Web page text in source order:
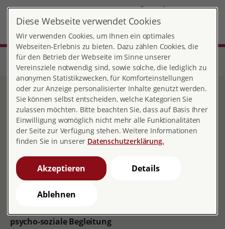
DE
Start
Baden-Württemberg
Beratungsstelle Grüner Turm Ravensburg
Beratungsangebote
Unser ständiges Angebot
Beratung in Schwangerschaft und Elternzeit
finanzielle Hilfen
rechtliche Informationen
soziale Angebote
psycho-soziale Begleitung
Diese Webseite verwendet Cookies
Wir verwenden Cookies, um Ihnen ein optimales
Webseiten-Erlebnis zu bieten. Dazu zählen Cookies, die
für den Betrieb der Webseite im Sinne unserer
Vereinsziele notwendig sind, sowie solche, die lediglich zu
anonymen Statistikzwecken, für Komforteinstellungen
oder zur Anzeige personalisierter Inhalte genutzt werden.
Sie können selbst entscheiden, welche Kategorien Sie
zulassen möchten. Bitte beachten Sie, dass auf Basis Ihrer
Einwilligung womöglich nicht mehr alle Funktionalitäten
der Seite zur Verfügung stehen. Weitere Informationen
finden Sie in unserer Datenschutzerklärung.
Akzeptieren Details
Ablehnen